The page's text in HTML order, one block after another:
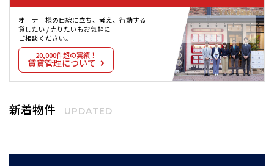
オーナー様の目線に立ち、考え、行動する
貸したい / 売りたいもお気軽に
ご相談ください。
20,000件超の実績！
賃貸管理について
新着物件 UPDATED